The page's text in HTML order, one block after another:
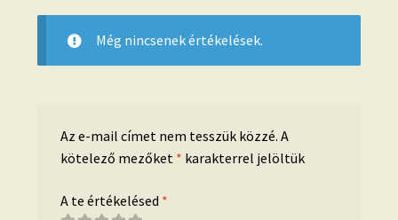
Még nincsenek értékelések.
Az e-mail címet nem tesszük közzé. A
kötelező mezőket * karakterrel jelöltük
A te értékelésed *